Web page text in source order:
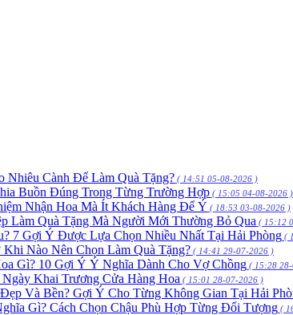
Nhiêu Cành Để Làm Quà Tặng? ( 14:51 05-08-2026 )
Buồn Đúng Trong Từng Trường Hợp ( 15:05 04-08-2026 )
Nhận Hoa Mà Ít Khách Hàng Để Ý ( 18:53 03-08-2026 )
Làm Quà Tặng Mà Người Mới Thường Bỏ Qua ( 15:12
7 Gợi Ý Được Lựa Chọn Nhiều Nhất Tại Hải Phòng (
Nào Nên Chọn Làm Quà Tặng? ( 14:41 29-07-2026 )
Gì? 10 Gợi Ý Ý Nghĩa Dành Cho Vợ Chồng ( 15:28
Khai Trương Cửa Hàng Hoa ( 15:01 28-07-2026 )
Và Bền? Gợi Ý Cho Từng Không Gian Tại Hải
Gì? Cách Chọn Chậu Phù Hợp Từng Đối Tượng (